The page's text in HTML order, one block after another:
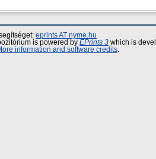
eprints AT nyme.hu
is powered by EPrints 3 which is
information and software credits